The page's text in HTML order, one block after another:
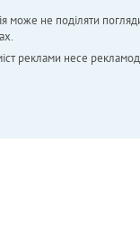
може не поділяти
реклами несе